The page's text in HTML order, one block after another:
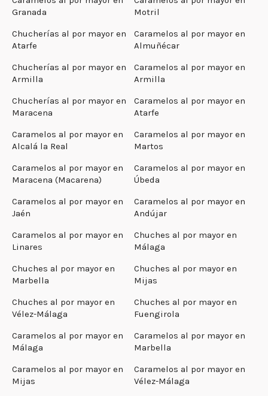
Granada
Motril
Chucherías al por mayor en
Atarfe
Caramelos al por mayor en
Almuñécar
Chucherías al por mayor en
Armilla
Caramelos al por mayor en
Armilla
Chucherías al por mayor en
Maracena
Caramelos al por mayor en
Atarfe
Caramelos al por mayor en
Alcalá la Real
Caramelos al por mayor en
Martos
Caramelos al por mayor en
Maracena (Macarena)
Caramelos al por mayor en
Úbeda
Caramelos al por mayor en
Jaén
Caramelos al por mayor en
Andújar
Caramelos al por mayor en
Linares
Chuches al por mayor en
Málaga
Chuches al por mayor en
Marbella
Chuches al por mayor en
Mijas
Chuches al por mayor en
Vélez-Málaga
Chuches al por mayor en
Fuengirola
Caramelos al por mayor en
Málaga
Caramelos al por mayor en
Marbella
Caramelos al por mayor en
Mijas
Caramelos al por mayor en
Vélez-Málaga